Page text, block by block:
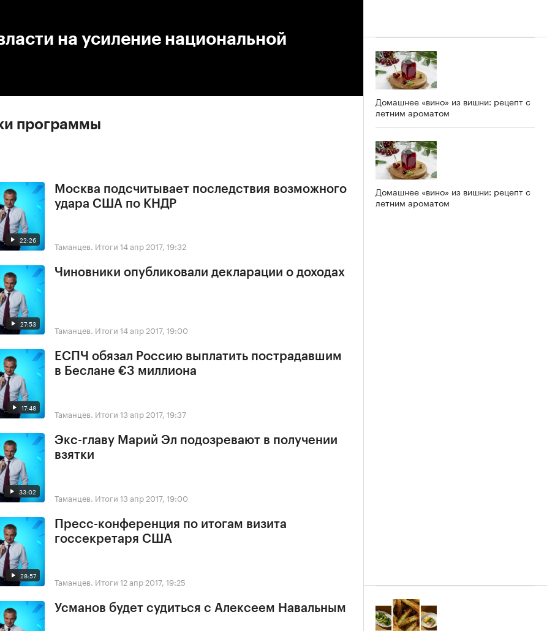
на усиление национальной
программы
22:26
Москва подсчитывает последствия возможного
удара США по КНДР
Таманцев. Итоги 14 апр 2017, 19:32
27:53
Чиновники опубликовали декларации о доходах
Таманцев. Итоги 14 апр 2017, 19:00
17:48
ЕСПЧ обязал Россию выплатить пострадавшим
в Беслане €3 миллиона
Таманцев. Итоги 13 апр 2017, 19:37
33:02
Экс-главу Марий Эл подозревают в получении
взятки
Таманцев. Итоги 13 апр 2017, 19:00
28:57
Пресс-конференция по итогам визита
госсекретаря США
Таманцев. Итоги 12 апр 2017, 19:25
Усманов будет судиться с Алексеем Навальным
Домашнее «вино» из вишни: рецепт с
летним ароматом
Домашнее «вино» из вишни: рецепт с
летним ароматом